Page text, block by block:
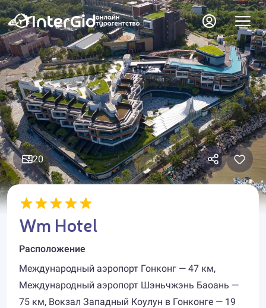
20
Wm Hotel
Расположение
Международный аэропорт Гонконг — 47 км,
Международный аэропорт Шэньчжэнь Баоань —
75 км, Вокзал Западный Коулун в Гонконге — 19